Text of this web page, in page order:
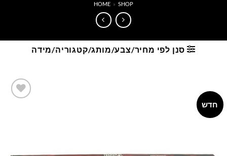
HOME » SHOP
סנן לפי מחיר/צבע/מותג/קטגוריה/מידה
חדש